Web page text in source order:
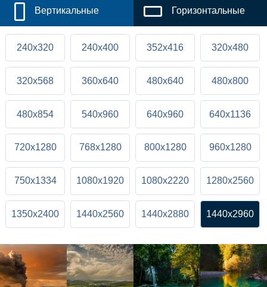
Вертикальные Горизонтальные
240x320 240x400 352x416 320x480
320x568 360x640 480x640 480x800
480x854 540x960 640x960 640x1136
720x1280 768x1280 800x1280 960x1280
750x1334 1080x1920 1080x2220 1280x2560
1350x2400 1440x2560 1440x2880 1440x2960